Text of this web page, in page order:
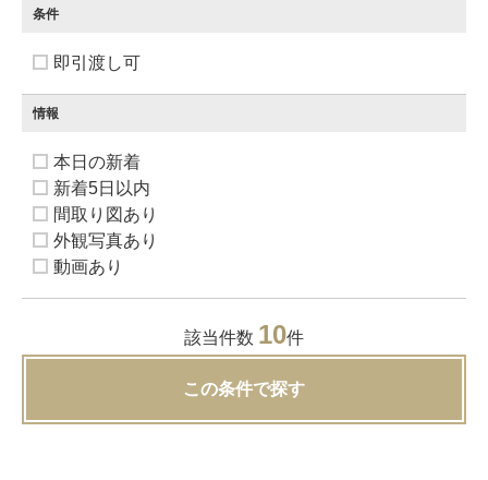
条件
即引渡し可
情報
本日の新着
新着5日以内
間取り図あり
外観写真あり
動画あり
該当件数 10件
この条件で探す